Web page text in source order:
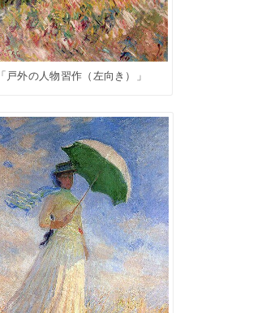
「戸外の人物習作（左向き）」